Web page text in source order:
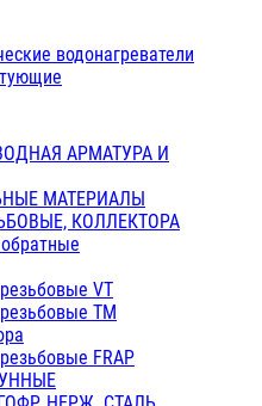
водонагреватели
АРМАТУРА И
МАТЕРИАЛЫ
КОЛЛЕКТОРА
VT
ТМ
FRAP